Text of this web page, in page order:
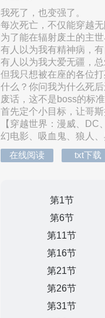
我死了，也变强了。
每次死亡，不仅能穿越
为了能在辐射废土的主
有人以为我有精神病，有
有人以为我大爱无疆，总
但我只想被在座的各位
什么？你问我为什么死
废话，这不是boss的标准
首先定个小目标，让哥
【穿越世界：漫威、
幻电影、吸血鬼、狼人
在线阅读
txt下载
第1节
第6节
第11节
第16节
第21节
第26节
第31节